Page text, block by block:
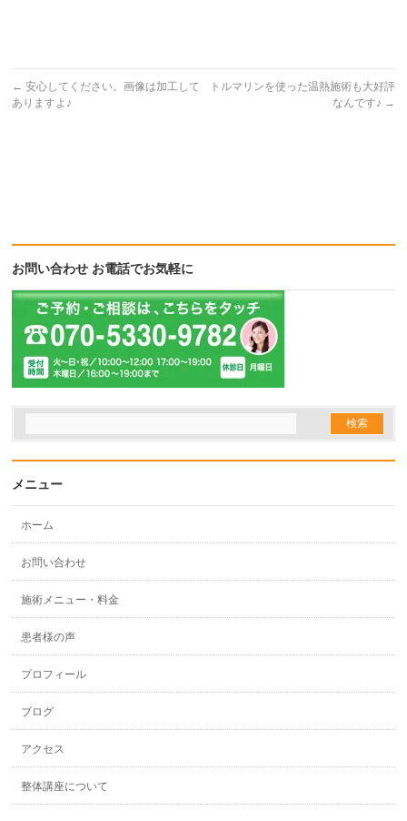
← 安心してください。画像は加工して
ありますよ♪
トルマリンを使った温熱施術も大好評
なんです♪ →
お問い合わせ お電話でお気軽に
メニュー
ホーム
お問い合わせ
施術メニュー・料金
患者様の声
プロフィール
ブログ
アクセス
整体講座について